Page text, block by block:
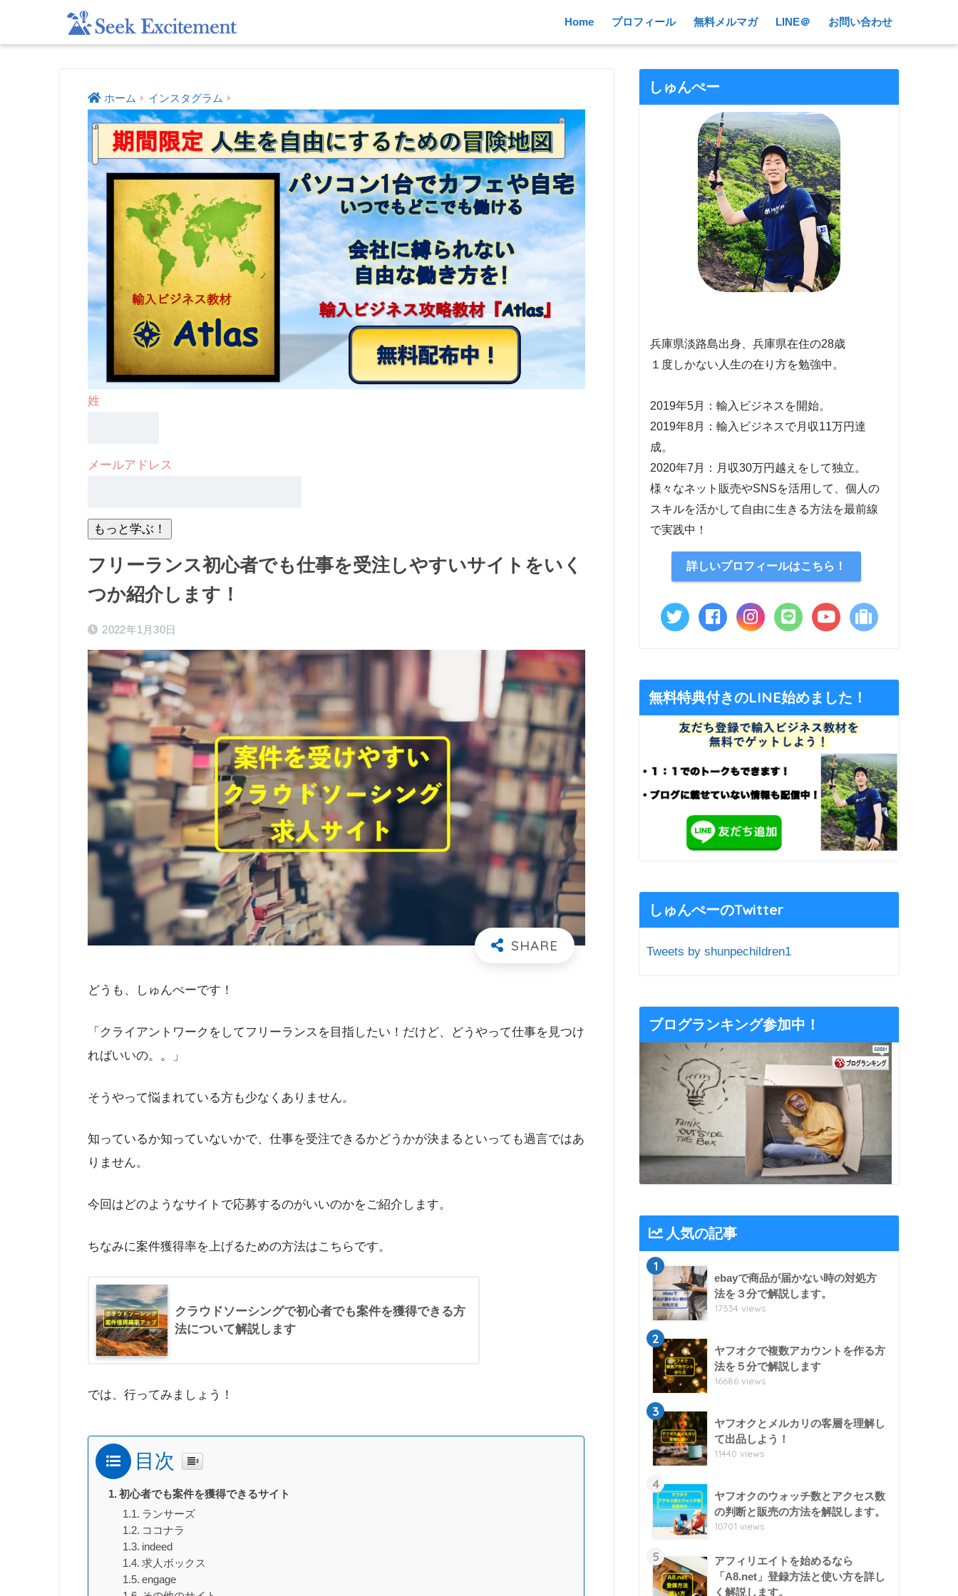
Home プロフィール 無料メルマガ LINE＠ お問い合わせ
ホーム インスタグラム
姓
メールアドレス
フリーランス初心者でも仕事を受注しやすいサイトをいく
つか紹介します！
2022年1月30日
どうも、しゅんぺーです！
「クライアントワークをしてフリーランスを目指したい！だけど、どうやって仕事を見つけ
ればいいの。。」
そうやって悩まれている方も少なくありません。
知っているか知っていないかで、仕事を受注できるかどうかが決まるといっても過言ではあ
りません。
今回はどのようなサイトで応募するのがいいのかをご紹介します。
ちなみに案件獲得率を上げるための方法はこちらです。
クラウドソーシングで初心者でも案件を獲得できる方
法について解説します
では、行ってみましょう！
目次
初心者でも案件を獲得できるサイト
ランサーズ
ココナラ
indeed
求人ボックス
engage
しゅんぺー
兵庫県淡路島出身、兵庫県在住の28歳
１度しかない人生の在り方を勉強中。
2019年5月：輸入ビジネスを開始。
2019年8月：輸入ビジネスで月収11万円達
成。
2020年7月：月収30万円越えをして独立。
様々なネット販売やSNSを活用して、個人の
スキルを活かして自由に生きる方法を最前線
で実践中！
詳しいプロフィールはこちら！
無料特典付きのLINE始めました！
しゅんぺーのTwitter
Tweets by shunpechildren1
ブログランキング参加中！
人気の記事
1
ebayで商品が届かない時の対処方
法を３分で解説します。
17534 views
2
ヤフオクで複数アカウントを作る方
法を５分で解説します
16686 views
3
ヤフオクとメルカリの客層を理解し
て出品しよう！
11440 views
4
ヤフオクのウォッチ数とアクセス数
の判断と販売の方法を解説します。
10701 views
5
アフィリエイトを始めるなら
「A8.net」登録方法と使い方を詳し
く解説します。